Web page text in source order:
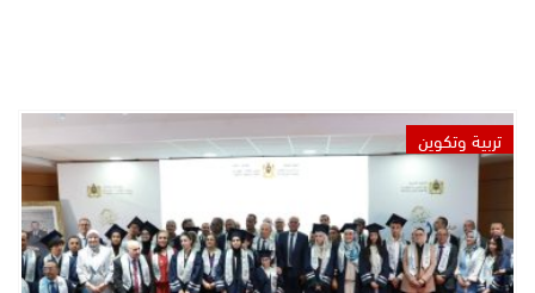
تربية وتكوين